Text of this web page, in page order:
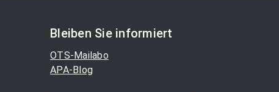
Bleiben Sie informiert
OTS-Mailabo
APA-Blog